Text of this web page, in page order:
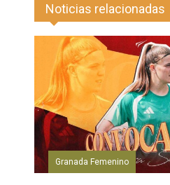
Noticias relacionadas
Granada Femenino